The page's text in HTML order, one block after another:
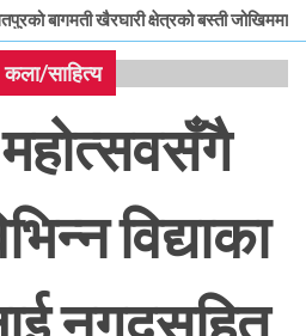
बागमती खैरघारी क्षेत्रको बस्ती जोखिममा
बागमती खैरघारी क्षेत्रको बस्ती जोखिममा
कला/साहित्य
महोत्सवसँगै
विद्याका